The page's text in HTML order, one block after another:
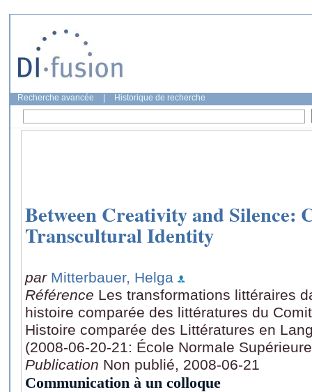
Recherche avancée Historique de recherche
Between Creativity and Silence:
Transcultural Identity
par Mitterbauer, Helga
Référence Les transformations littéraires
histoire comparée des littératures du
Histoire comparée des Littératures en
(2008-06-20-21: École Normale
Publication Non publié, 2008-06-21
Communication à un colloque